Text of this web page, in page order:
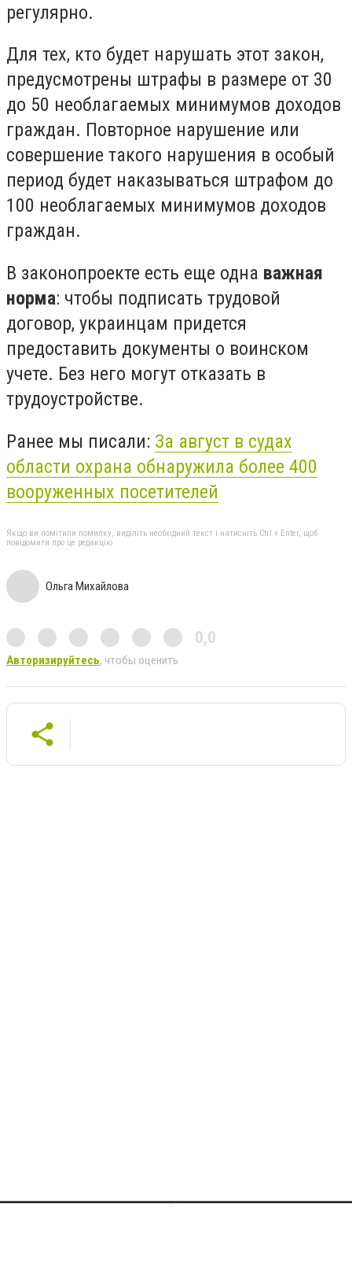
регулярно.
Для тех, кто будет нарушать этот закон,
предусмотрены штрафы в размере от 30
до 50 необлагаемых минимумов доходов
граждан. Повторное нарушение или
совершение такого нарушения в особый
период будет наказываться штрафом до
100 необлагаемых минимумов доходов
граждан.
В законопроекте есть еще одна важная
норма: чтобы подписать трудовой
договор, украинцам придется
предоставить документы о воинском
учете. Без него могут отказать в
трудоустройстве.
Ранее мы писали: За август в судах
области охрана обнаружила более 400
вооруженных посетителей
Якщо ви помітили помилку, виділіть необхідний текст і натисніть Ctrl + Enter, щоб
повідомити про це редакцію
Ольга Михайлова
0,0
Авторизируйтесь, чтобы оценить